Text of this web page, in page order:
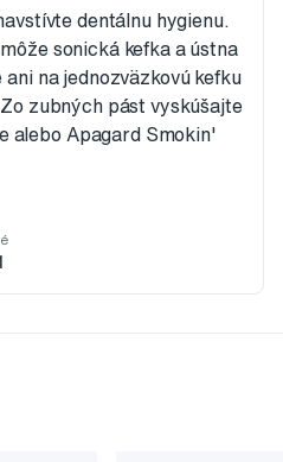
dentálnu hygienu.
sonická kefka a ústna
na jednozväzkovú kefku
zubných pást vyskúšajte
alebo Apagard Smokin'